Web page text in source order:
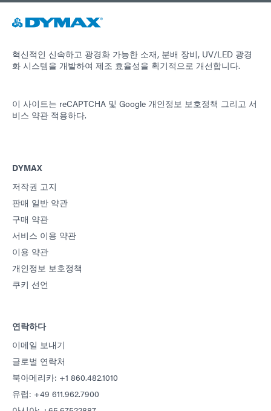
혁신적인 신속하고 광경화 가능한 소재, 분배 장비, UV/LED 광경
화 시스템을 개발하여 제조 효율성을 획기적으로 개선합니다.
이 사이트는 reCAPTCHA 및 Google 개인정보 보호정책 그리고 서
비스 약관 적용하다.
DYMAX
저작권 고지
판매 일반 약관
구매 약관
서비스 이용 약관
이용 약관
개인정보 보호정책
쿠키 선언
연락하다
이메일 보내기
글로벌 연락처
북아메리카: +1 860.482.1010
유럽: +49 611.962.7900